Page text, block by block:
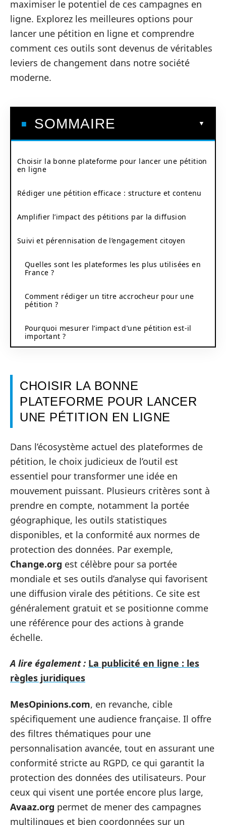
maximiser le potentiel de ces campagnes en
ligne. Explorez les meilleures options pour
lancer une pétition en ligne et comprendre
comment ces outils sont devenus de véritables
leviers de changement dans notre société
moderne.
SOMMAIRE
Choisir la bonne plateforme pour lancer une pétition
en ligne
Rédiger une pétition efficace : structure et contenu
Amplifier l’impact des pétitions par la diffusion
Suivi et pérennisation de l’engagement citoyen
Quelles sont les plateformes les plus utilisées en
France ?
Comment rédiger un titre accrocheur pour une
pétition ?
Pourquoi mesurer l’impact d’une pétition est-il
important ?
CHOISIR LA BONNE
PLATEFORME POUR LANCER
UNE PÉTITION EN LIGNE
Dans l’écosystème actuel des plateformes de
pétition, le choix judicieux de l’outil est
essentiel pour transformer une idée en
mouvement puissant. Plusieurs critères sont à
prendre en compte, notamment la portée
géographique, les outils statistiques
disponibles, et la conformité aux normes de
protection des données. Par exemple,
Change.org est célèbre pour sa portée
mondiale et ses outils d’analyse qui favorisent
une diffusion virale des pétitions. Ce site est
généralement gratuit et se positionne comme
une référence pour des actions à grande
échelle.
A lire également : La publicité en ligne : les
règles juridiques
MesOpinions.com, en revanche, cible
spécifiquement une audience française. Il offre
des filtres thématiques pour une
personnalisation avancée, tout en assurant une
conformité stricte au RGPD, ce qui garantit la
protection des données des utilisateurs. Pour
ceux qui visent une portée encore plus large,
Avaaz.org permet de mener des campagnes
multilingues et bien coordonnées sur un